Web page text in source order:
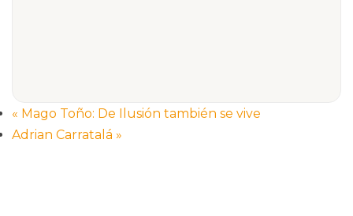
« Mago Toño: De Ilusión también se vive
Adrian Carratalá »